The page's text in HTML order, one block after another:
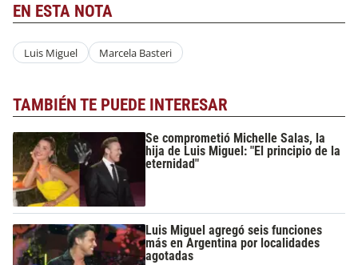
EN ESTA NOTA
Luis Miguel Marcela Basteri
TAMBIÉN TE PUEDE INTERESAR
Se comprometió Michelle Salas, la
hija de Luis Miguel: "El principio de la
eternidad"
Luis Miguel agregó seis funciones
más en Argentina por localidades
agotadas